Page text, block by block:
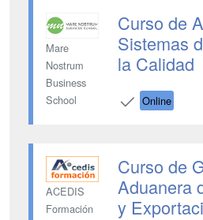
Mare
Nostrum
Business
School
Curso de
Sistemas
la Calidad
Online
ACEDIS
Formación
Curso de
Aduanera
y